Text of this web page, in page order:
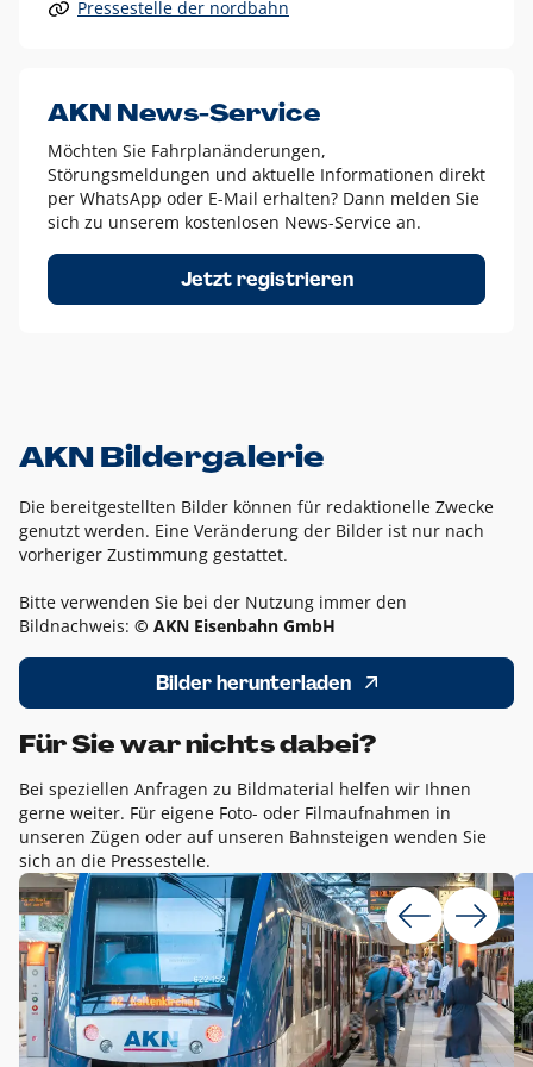
Alle anderen Logo-Varianten dürfen nur in Ausnahmefällen
Diese Ausnahmen sind zum Beispiel:
dem AKN Blau,
weißes Logo auf Fotohintergründen,
schwarzes Logo für reine Schwarz-Weiß-Umsetzungen
Um das Logo herum muss ein Schutzraum von jeweils einer
Höhe bzw. Breite des N aus AKN in alle Richtungen
Pressestelle der nordbahn
AKN News-Service
Möchten Sie Fahrplanänderungen,
Störungsmeldungen und aktuelle Informationen direkt
per WhatsApp oder E-Mail erhalten? Dann melden Sie
sich zu unserem kostenlosen News-Service an.
Jetzt registrieren
AKN Bildergalerie
Die bereitgestellten Bilder können für redaktionelle Zwecke
genutzt werden. Eine Veränderung der Bilder ist nur nach
vorheriger Zustimmung gestattet.
Bitte verwenden Sie bei der Nutzung immer den
Bildnachweis: © AKN Eisenbahn GmbH
Bilder herunterladen
Für Sie war nichts dabei?
Bei speziellen Anfragen zu Bildmaterial helfen wir Ihnen
gerne weiter. Für eigene Foto- oder Filmaufnahmen in
unseren Zügen oder auf unseren Bahnsteigen wenden Sie
sich an die Pressestelle.